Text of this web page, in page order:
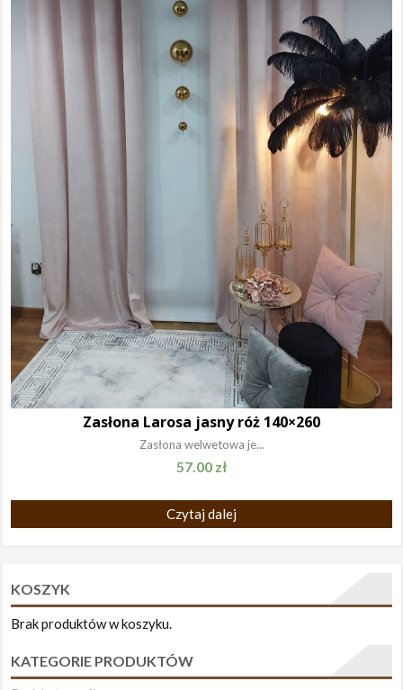
Zasłona Larosa jasny róż 140×260
Zasłona welwetowa je...
57.00 zł
Czytaj dalej
KOSZYK
Brak produktów w koszyku.
KATEGORIE PRODUKTÓW